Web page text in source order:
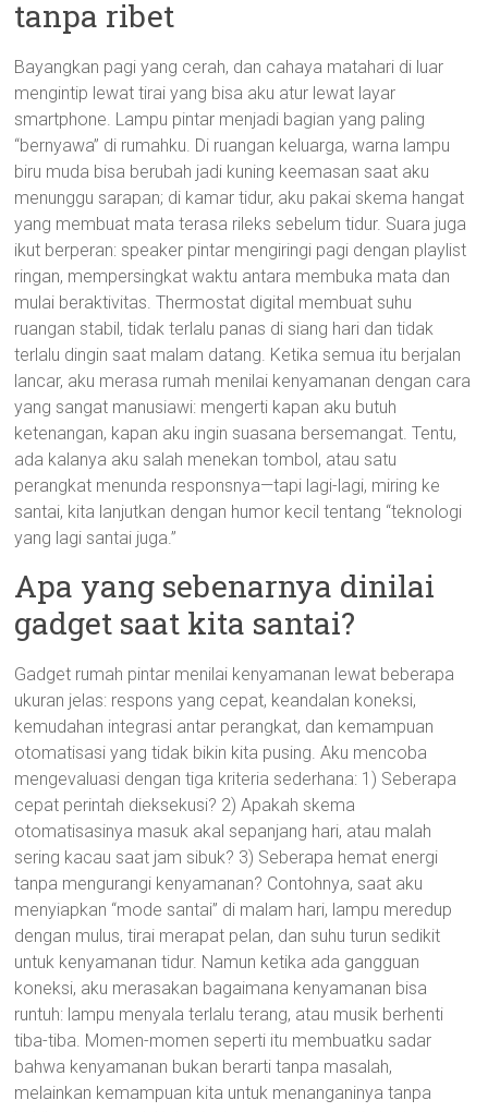
tanpa ribet
Bayangkan pagi yang cerah, dan cahaya matahari di luar
mengintip lewat tirai yang bisa aku atur lewat layar
smartphone. Lampu pintar menjadi bagian yang paling
“bernyawa” di rumahku. Di ruangan keluarga, warna lampu
biru muda bisa berubah jadi kuning keemasan saat aku
menunggu sarapan; di kamar tidur, aku pakai skema hangat
yang membuat mata terasa rileks sebelum tidur. Suara juga
ikut berperan: speaker pintar mengiringi pagi dengan playlist
ringan, mempersingkat waktu antara membuka mata dan
mulai beraktivitas. Thermostat digital membuat suhu
ruangan stabil, tidak terlalu panas di siang hari dan tidak
terlalu dingin saat malam datang. Ketika semua itu berjalan
lancar, aku merasa rumah menilai kenyamanan dengan cara
yang sangat manusiawi: mengerti kapan aku butuh
ketenangan, kapan aku ingin suasana bersemangat. Tentu,
ada kalanya aku salah menekan tombol, atau satu
perangkat menunda responsnya—tapi lagi-lagi, miring ke
santai, kita lanjutkan dengan humor kecil tentang “teknologi
yang lagi santai juga.”
Apa yang sebenarnya dinilai
gadget saat kita santai?
Gadget rumah pintar menilai kenyamanan lewat beberapa
ukuran jelas: respons yang cepat, keandalan koneksi,
kemudahan integrasi antar perangkat, dan kemampuan
otomatisasi yang tidak bikin kita pusing. Aku mencoba
mengevaluasi dengan tiga kriteria sederhana: 1) Seberapa
cepat perintah dieksekusi? 2) Apakah skema
otomatisasinya masuk akal sepanjang hari, atau malah
sering kacau saat jam sibuk? 3) Seberapa hemat energi
tanpa mengurangi kenyamanan? Contohnya, saat aku
menyiapkan “mode santai” di malam hari, lampu meredup
dengan mulus, tirai merapat pelan, dan suhu turun sedikit
untuk kenyamanan tidur. Namun ketika ada gangguan
koneksi, aku merasakan bagaimana kenyamanan bisa
runtuh: lampu menyala terlalu terang, atau musik berhenti
tiba-tiba. Momen-momen seperti itu membuatku sadar
bahwa kenyamanan bukan berarti tanpa masalah,
melainkan kemampuan kita untuk menanganinya tanpa